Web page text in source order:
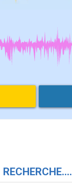
RECHERCHE….